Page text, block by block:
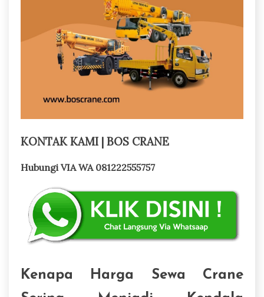
KONTAK KAMI | BOS CRANE
Hubungi VIA WA 081222555757
Kenapa Harga Sewa Crane